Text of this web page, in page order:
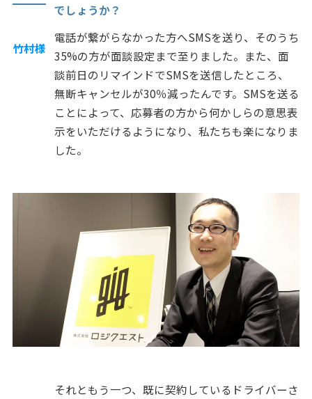
でしょうか？
竹村様
電話が繋がらなかった方へSMSを送り、そのうち
35%の方が面談設定まで至りました。また、面
談前日のリマインドでSMSを送信したところ、
無断キャンセルが30％減ったんです。SMSを送る
ことによって、応募者の方から何かしらの意思表
示をいただけるようになり、私たちも楽になりま
した。
それともう一つ、既に契約しているドライバーさ